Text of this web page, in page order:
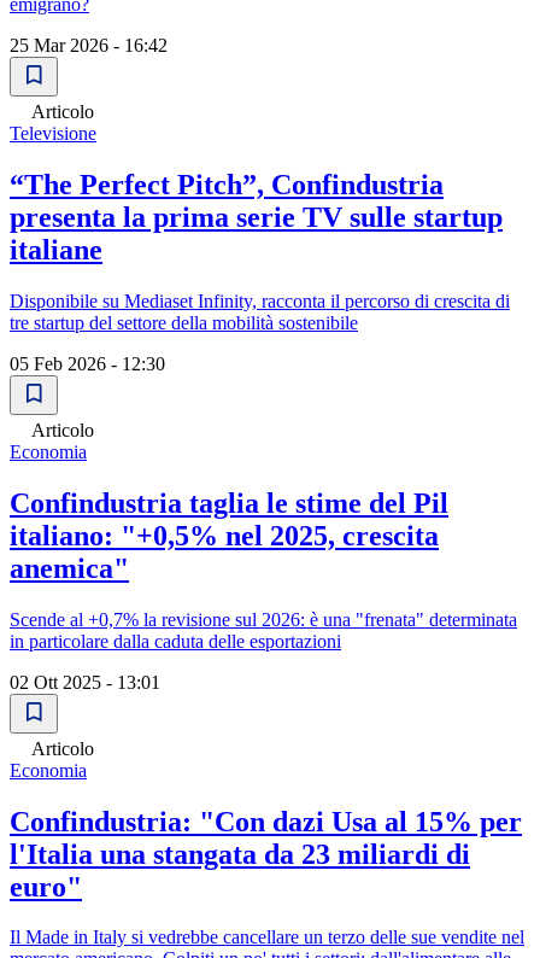
emigrano?
25 Mar 2026 - 16:42
Articolo
Televisione
“The Perfect Pitch”, Confindustria
presenta la prima serie TV sulle startup
italiane
Disponibile su Mediaset Infinity, racconta il percorso di crescita di
tre startup del settore della mobilità sostenibile
05 Feb 2026 - 12:30
Articolo
Economia
Confindustria taglia le stime del Pil
italiano: "+0,5% nel 2025, crescita
anemica"
Scende al +0,7% la revisione sul 2026: è una "frenata" determinata
in particolare dalla caduta delle esportazioni
02 Ott 2025 - 13:01
Articolo
Economia
Confindustria: "Con dazi Usa al 15% per
l'Italia una stangata da 23 miliardi di
euro"
Il Made in Italy si vedrebbe cancellare un terzo delle sue vendite nel